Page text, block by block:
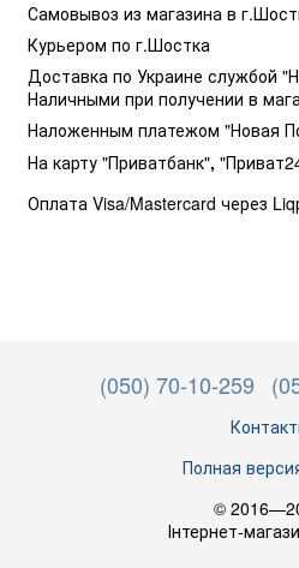
Самовывоз из магазина в
Курьером по г.Шостка
Доставка по Украине службой
Наличными при получении в
Наложенным платежом "Новая
На карту "Приватбанк",
Оплата Visa/Mastercard через
(050) 70-10-259
Полная
©
Інтернет-